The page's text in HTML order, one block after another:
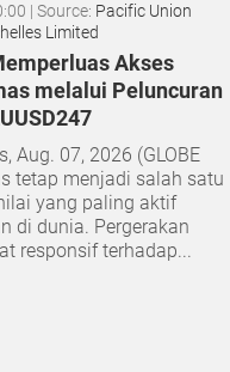
| Source: Pacific Union
Limited
Akses
melalui Peluncuran
Aug. 07, 2026 (GLOBE
tetap menjadi salah satu
yang paling aktif
di dunia. Pergerakan
responsif terhadap...